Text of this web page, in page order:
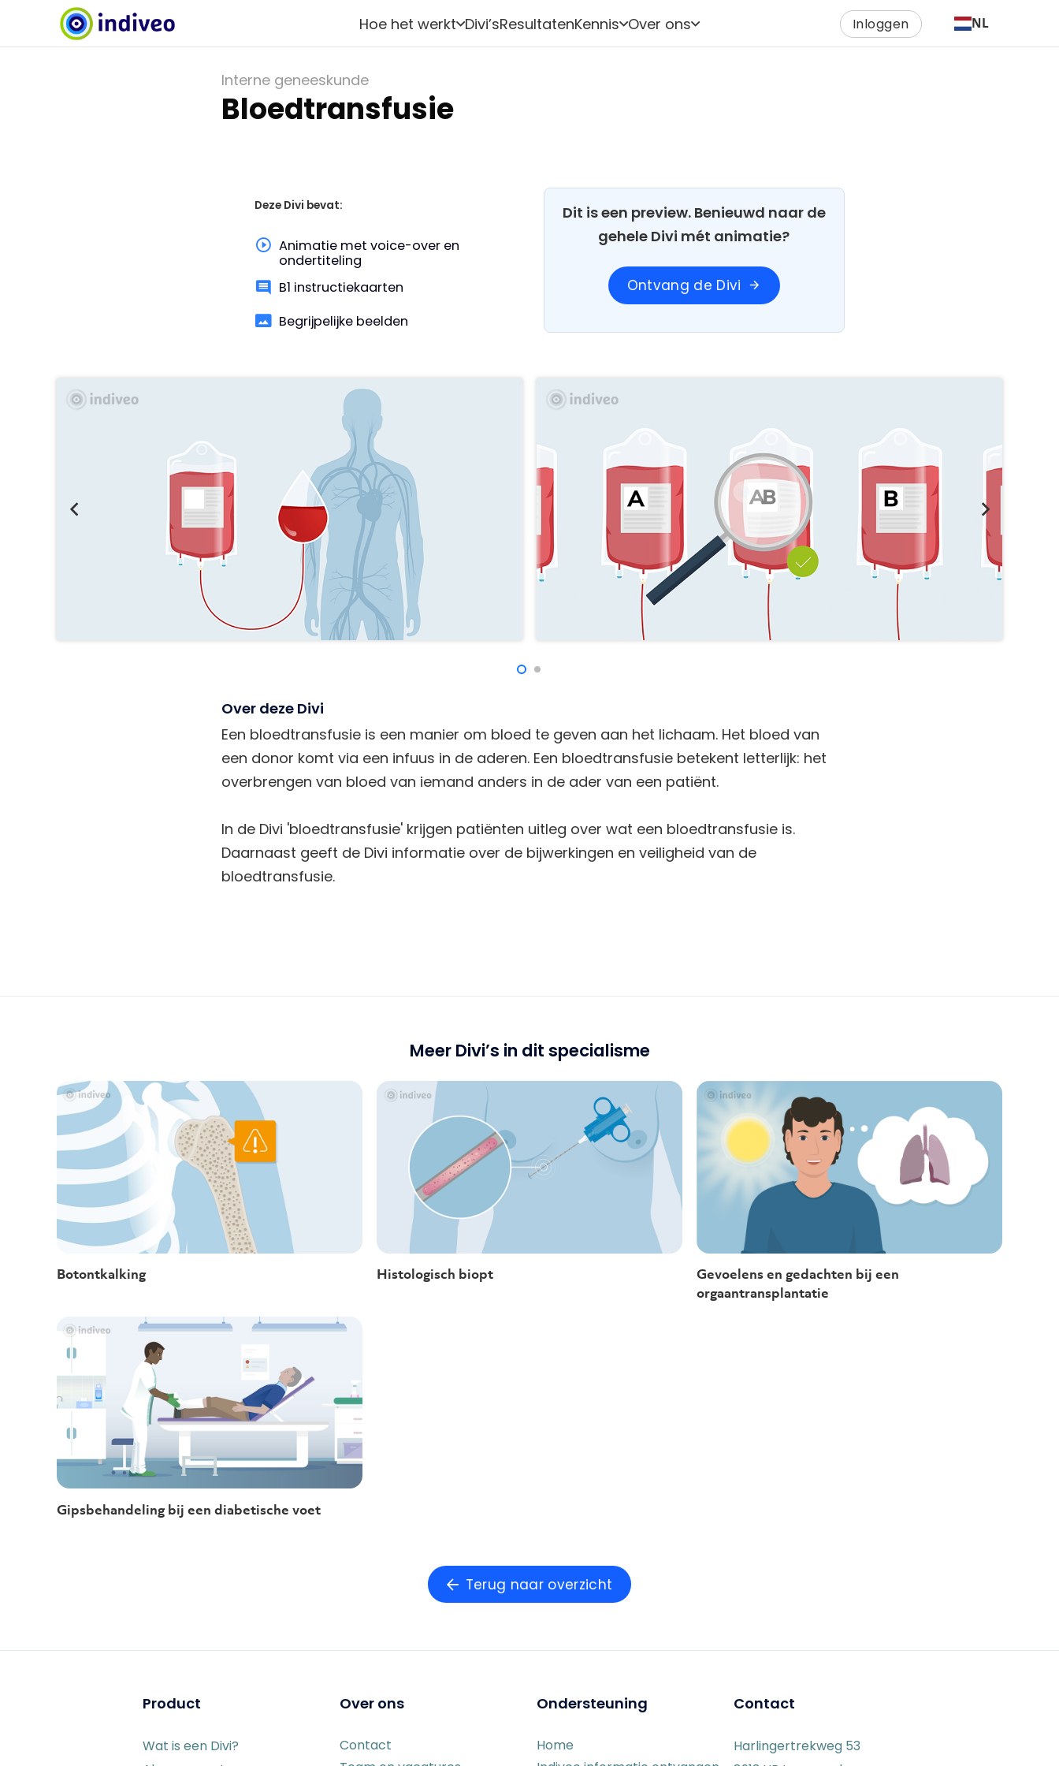
Hoe het werkt Divi’sResultatenKennis Over ons Inloggen NL
Interne geneeskunde
Bloedtransfusie
Deze Divi bevat:
Animatie met voice-over en
ondertiteling
B1 instructiekaarten
Begrijpelijke beelden
Dit is een preview. Benieuwd naar de
gehele Divi mét animatie?
Ontvang de Divi arrow_forward
Over deze Divi
Een bloedtransfusie is een manier om bloed te geven aan het lichaam. Het bloed van
een donor komt via een infuus in de aderen. Een bloedtransfusie betekent letterlijk: het
overbrengen van bloed van iemand anders in de ader van een patiënt.
In de Divi 'bloedtransfusie' krijgen patiënten uitleg over wat een bloedtransfusie is.
Daarnaast geeft de Divi informatie over de bijwerkingen en veiligheid van de
bloedtransfusie.
Meer Divi’s in dit specialisme
Botontkalking Histologisch biopt
Gevoelens en gedachten bij een
orgaantransplantatie
Gipsbehandeling bij een diabetische voet
Terug naar overzicht
Product
Wat is een Divi?
Over ons
Contact
Ondersteuning
Home
Contact
Harlingertrekweg 53